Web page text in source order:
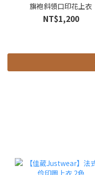
旗袍斜領口印花上衣
NT$1,200